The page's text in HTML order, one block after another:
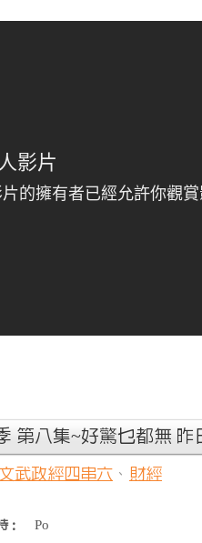
第八集~好驚乜都無 昨
文武政經四串六 、 財經
： Po